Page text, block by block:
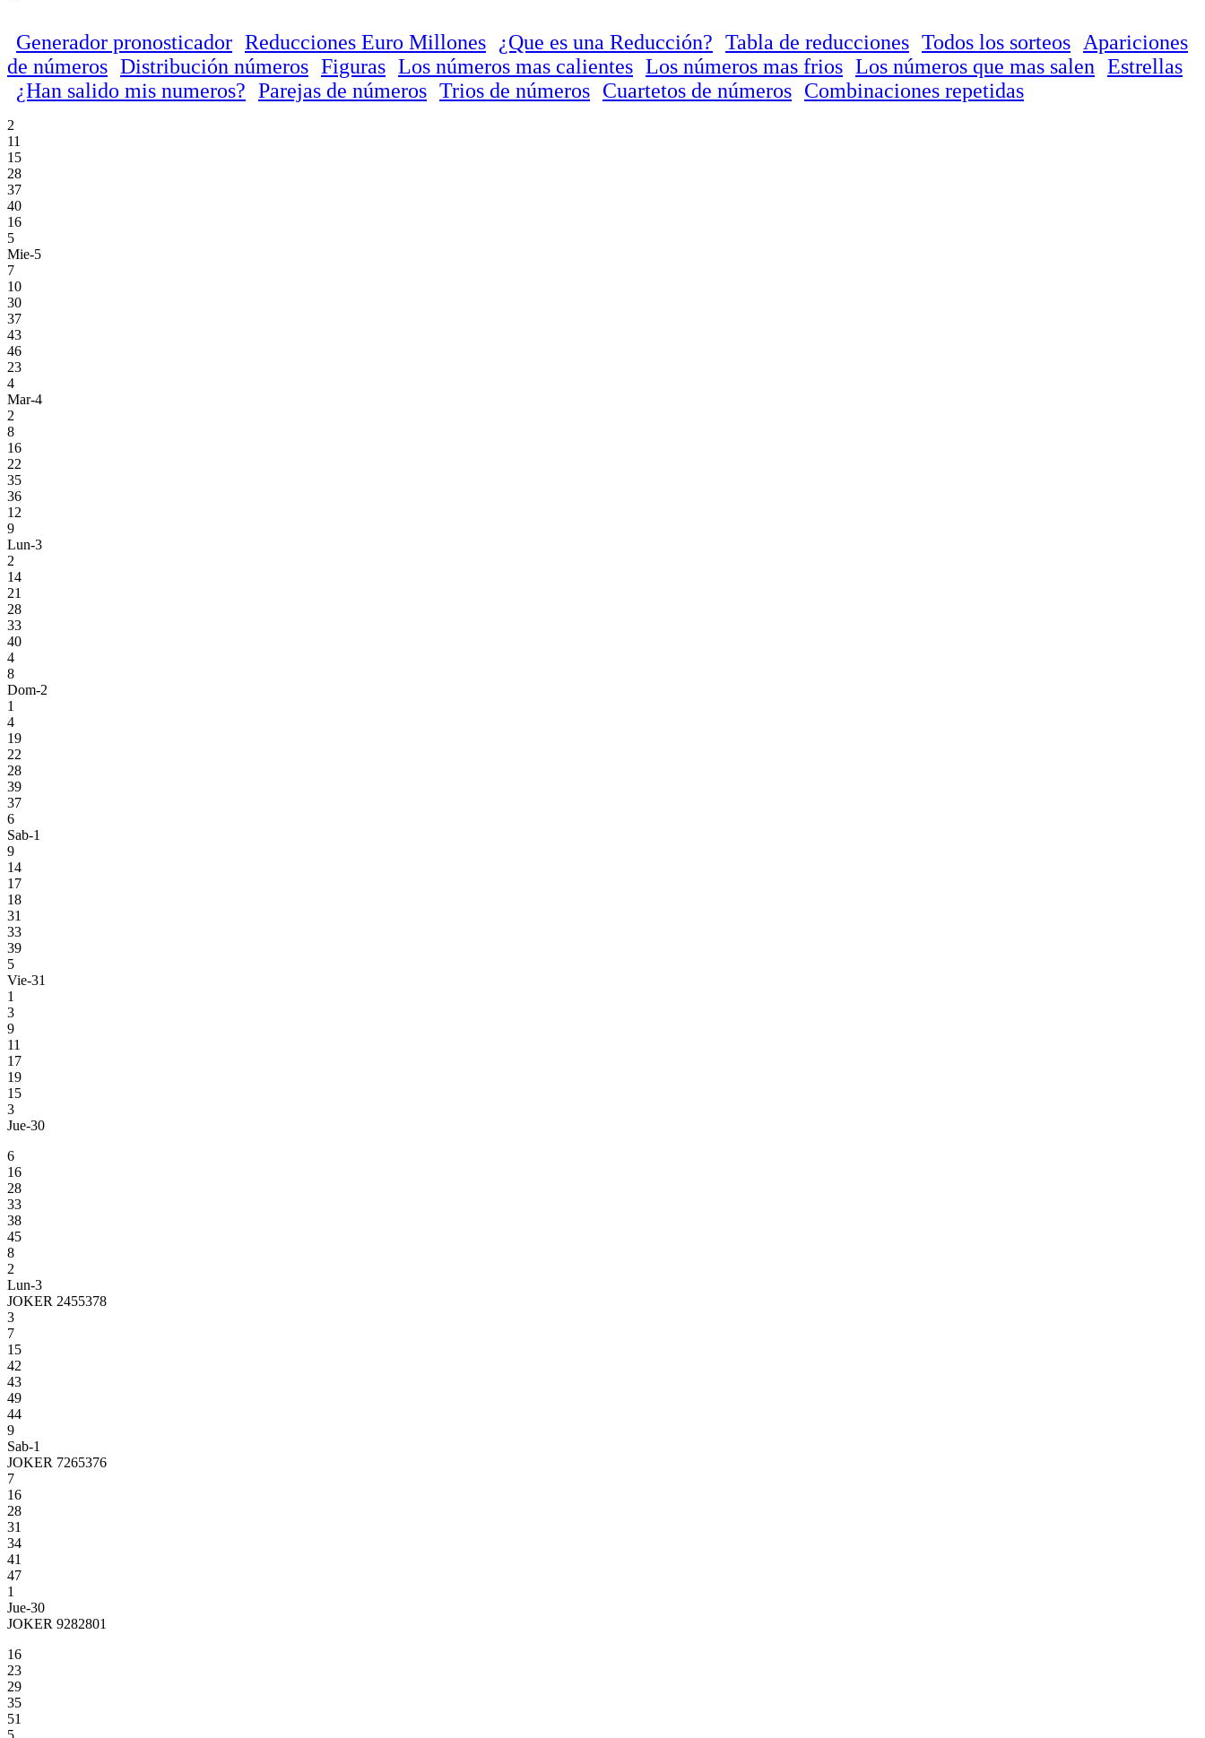
Generador pronosticador Reducciones Euro Millones ¿Que es una Reducción? Tabla de reducciones Todos los sorteos
Apariciones
de números Distribución números Figuras Los números mas calientes Los números mas frios Los números que mas salen Estrellas
¿Han salido mis numeros? Parejas de números Trios de números Cuartetos de números Combinaciones repetidas
2
11
15
28
37
40
16
5
Mie-5
7
10
30
37
43
46
23
4
Mar-4
2
8
16
22
35
36
12
9
Lun-3
2
14
21
28
33
40
4
8
Dom-2
1
4
19
22
28
39
37
6
Sab-1
9
14
17
18
31
33
39
5
Vie-31
1
3
9
11
17
19
15
3
Jue-30
6
16
28
33
38
45
8
2
Lun-3
JOKER 2455378
3
7
15
42
43
49
44
9
Sab-1
JOKER 7265376
7
16
28
31
34
41
47
1
Jue-30
JOKER 9282801
16
23
29
35
51
5